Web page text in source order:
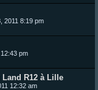
2011 8:19 pm
pm
Land R12 à Lille
12:32 am